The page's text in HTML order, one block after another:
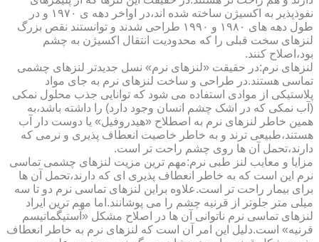
نفوذپذیر به اکسیژن ساخته شده اند،در اواخر دهه ی ۱۹۷۰ و در
طول دهه های ۱۹۸۰ و ۱۹۹۰ طراحی شدند و توانستند نقص بزرگ
لنزهای سخت قبلی را که محدودیت انتقال اکسیژن به چشم
بود،اصلاح کنند.
لنزهای نرم:در حقیقت «لنزهای نرم» نسل جدیدتر لنزهای چشمی
تماسی هستند.در طراحی و ساخت لنزهای نرم به جای مواد
پلاستیکی از موادی استفاده می شود که توانایی جذب محلول نمکی
(آب نمکی که در اشک چشم انسان وجود دارد) را داشته باشد،به
همین خاطر لنزهای نرم به اصطلاح «هیدروفیل» یا دوست دار آب
هستند،طبیعی ترند و به خاطر خاصیت انعطاف پذیری و نرمی که
دارند،تحمل آن ها روی چشم راحت تر است.
مزایا و معایب لنز طبی نرم:مهم ترین مزیت لنزهای چشمی تماسی
نرم این است که به خاطر انعطاف پذیری ای که دارند،تحمل آن ها
برای بیمار راحت تر است.علاوه براین لنزهای تماسی نرم دو تا سه
میلی متر جلوتر از قرنیه چشم را می پوشانند.اما مهم ترین ایراد
لنزهای تماسی نرم ناتوانی آن ها در اصلاح مشکل «آستیگماتیسم
قرنیه» است.دلیل این امر آن است که لنزهای نرم به خاطر انعطاف